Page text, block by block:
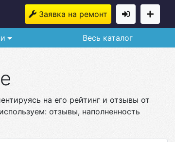
Заявка на ремонт
Весь каталог
на его рейтинг и отзывы от
отзывы, наполненность